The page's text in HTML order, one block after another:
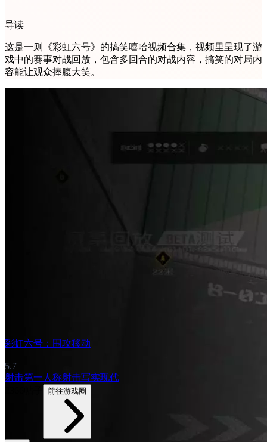
导读
这是一则《彩虹六号》的搞笑嘻哈视频合集，视频里呈现了游
戏中的赛事对战回放，包含多回合的对战内容，搞笑的对局内
容能让观众捧腹大笑。
彩虹六号：围攻移动
5.7
射击第一人称射击写实现代
前往游戏圈